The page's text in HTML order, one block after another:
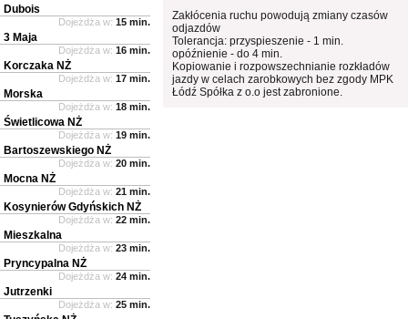
Zakłócenia ruchu powodują zmiany czasów
odjazdów
Tolerancja: przyspieszenie - 1 min.
opóźnienie - do 4 min.
Kopiowanie i rozpowszechnianie rozkładów
jazdy w celach zarobkowych bez zgody MPK
Łódź Spółka z o.o jest zabronione.
Dubois
Dojeżdża w: 15 min.
3 Maja
Dojeżdża w: 16 min.
Korczaka NŻ
Dojeżdża w: 17 min.
Morska
Dojeżdża w: 18 min.
Świetlicowa NŻ
Dojeżdża w: 19 min.
Bartoszewskiego NŻ
Dojeżdża w: 20 min.
Mocna NŻ
Dojeżdża w: 21 min.
Kosynierów Gdyńskich NŻ
Dojeżdża w: 22 min.
Mieszkalna
Dojeżdża w: 23 min.
Pryncypalna NŻ
Dojeżdża w: 24 min.
Jutrzenki
Dojeżdża w: 25 min.